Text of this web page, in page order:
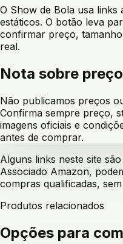
O Show de Bola usa links
estáticos. O botão leva
confirmar preço,
real.
Nota sobre
Não publicamos preços
Confirma sempre preço,
imagens oficiais e
antes de comprar.
Alguns links neste site
Associado Amazon,
compras qualificadas,
Produtos relacionados
Opções para